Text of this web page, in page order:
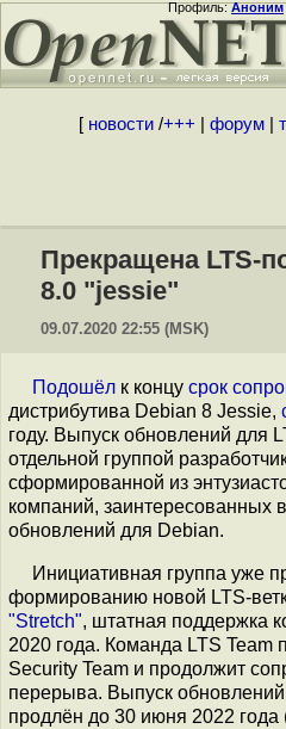
Профиль:Аноним
[ новости/+++ форум|
Прекращена LTS-
8.0 "jessie"
09.07.2020 22:55 (MSK)
Подошёл к концу срок
дистрибутива Debian 8 Jessie,
году. Выпуск обновлений для
отдельной группой
сформированной из
компаний, заинтересованных
обновлений для Debian.
Инициативная группа уже
формированию новой LTS-
"Stretch", штатная поддержка
2020 года. Команда LTS Team
Security Team и продолжит
перерыва. Выпуск
продлён до 30 июня 2022